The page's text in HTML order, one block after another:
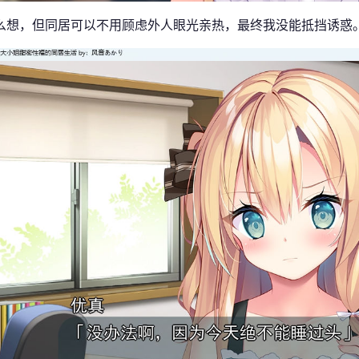
想，但同居可以不用顾虑外人眼光亲热，最终我没能抵挡诱惑